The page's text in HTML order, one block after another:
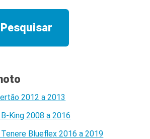
2012 a 2013
King 2008 a 2016
Blueflex 2016 a 2019